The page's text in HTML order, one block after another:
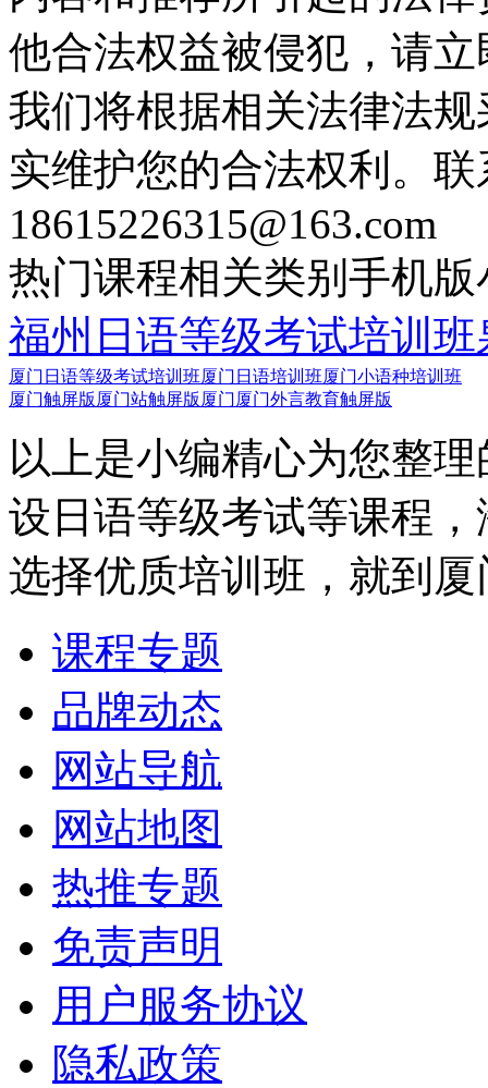
他合法权益被侵犯，请
我们将根据相关法律法
实维护您的合法权利。
18615226315@163.com
热门课程相关类别 手机版
福州日语等级考试培训班
厦门日语等级考试培训班厦门日语培训班厦门小语种培训班
厦门触屏版 厦门站触屏版 厦门厦门外言教育触屏版
以上是小编精心为您整
设日语等级考试等课程
选择优质培训班，就到
课程专题
品牌动态
网站导航
网站地图
热推专题
免责声明
用户服务协议
隐私政策